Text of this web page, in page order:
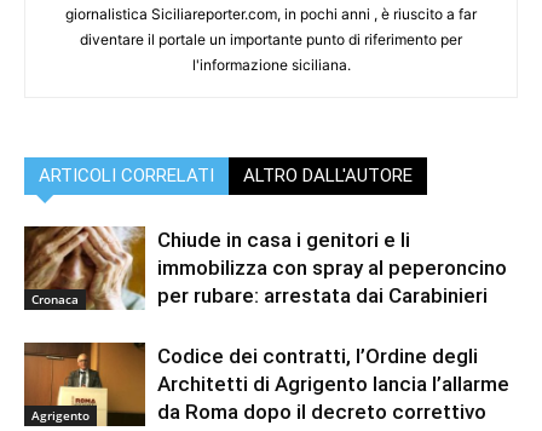
giornalistica Siciliareporter.com, in pochi anni , è riuscito a far
diventare il portale un importante punto di riferimento per
l'informazione siciliana.
ARTICOLI CORRELATI ALTRO DALL'AUTORE
Cronaca
Chiude in casa i genitori e li
immobilizza con spray al peperoncino
per rubare: arrestata dai Carabinieri
Agrigento
Codice dei contratti, l’Ordine degli
Architetti di Agrigento lancia l’allarme
da Roma dopo il decreto correttivo